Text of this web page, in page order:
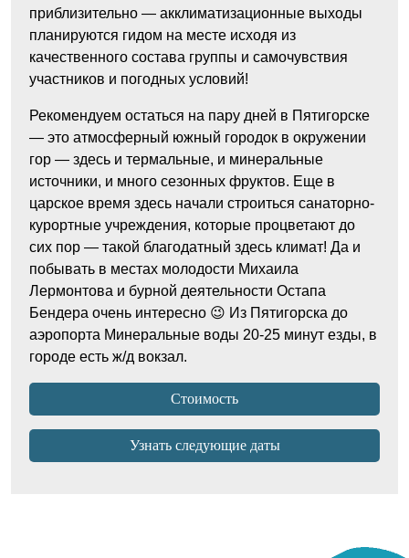
приблизительно — акклиматизационные выходы
планируются гидом на месте исходя из
качественного состава группы и самочувствия
участников и погодных условий!
Рекомендуем остаться на пару дней в Пятигорске
— это атмосферный южный городок в окружении
гор — здесь и термальные, и минеральные
источники, и много сезонных фруктов. Еще в
царское время здесь начали строиться санаторно-
курортные учреждения, которые процветают до
сих пор — такой благодатный здесь климат! Да и
побывать в местах молодости Михаила
Лермонтова и бурной деятельности Остапа
Бендера очень интересно 😉 Из Пятигорска до
аэропорта Минеральные воды 20-25 минут езды, в
городе есть ж/д вокзал.
Стоимость
Узнать следующие даты
Общие рекомендации по снаряжению и одежде на
подготовке, а также контакты куратора нашего